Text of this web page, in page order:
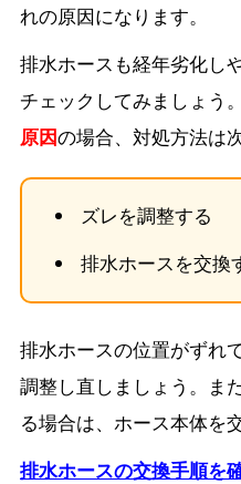
れの原因になります。
排水ホースも経年劣化し
チェックしてみましょう。
原因の場合、対処方法は
ズレを調整する
排水ホースを交換
排水ホースの位置がずれ
調整し直しましょう。ま
る場合は、ホース本体を
排水ホースの交換手順を